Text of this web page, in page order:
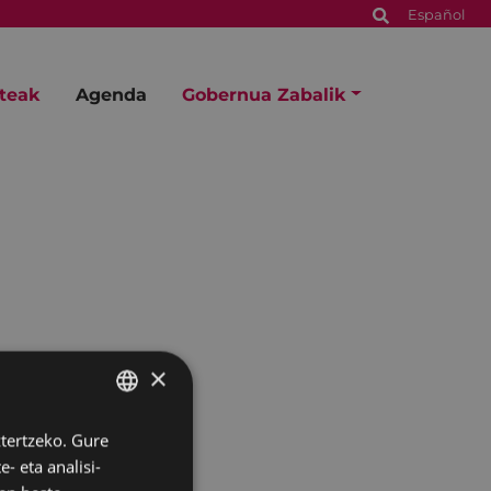
Español
Agenda Gobernua Zabalik
BASQUE
SPANISH
×
Gure
eta analisi-